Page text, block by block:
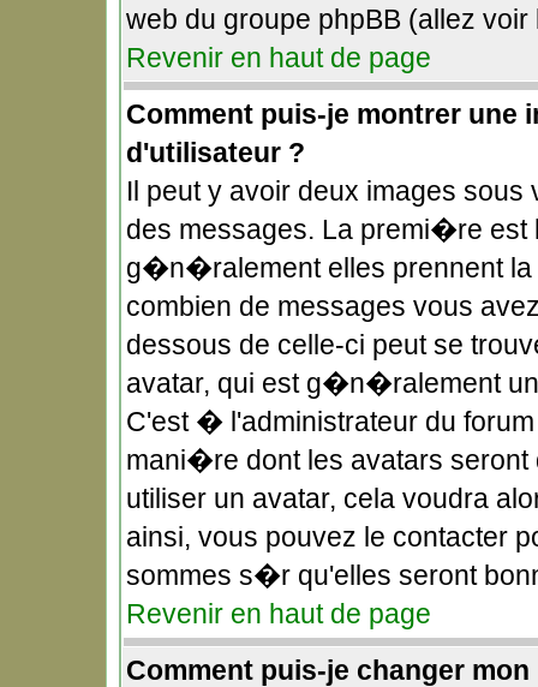
web du groupe phpBB (allez
Revenir en haut de page
Comment puis-je montrer une
d'utilisateur ?
Il peut y avoir deux images
des messages. La premi�re
g�n�ralement elles prennent
combien de messages vous
dessous de celle-ci peut se
avatar, qui est g�n�ralement
C'est � l'administrateur du
mani�re dont les avatars seront
utiliser un avatar, cela voudra
ainsi, vous pouvez le contacter
sommes s�r qu'elles seront
Revenir en haut de page
Comment puis-je changer mon